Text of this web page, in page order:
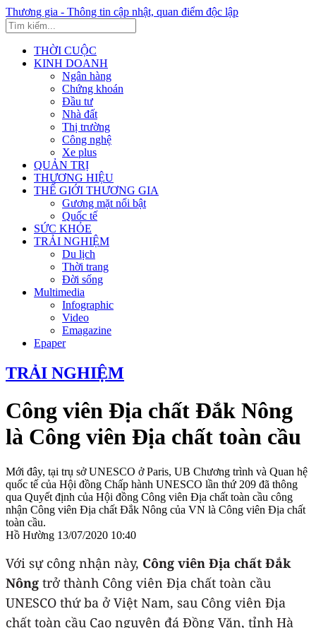
Thương gia - Thông tin cập nhật, quan điểm độc lập
THỜI CUỘC
KINH DOANH
Ngân hàng
Chứng khoán
Đầu tư
Nhà đất
Thị trường
Công nghệ
Xe plus
QUẢN TRỊ
THƯƠNG HIỆU
THẾ GIỚI THƯƠNG GIA
Gương mặt nổi bật
Quốc tế
SỨC KHỎE
TRẢI NGHIỆM
Du lịch
Thời trang
Đời sống
Multimedia
Infographic
Video
Emagazine
Epaper
TRẢI NGHIỆM
Công viên Địa chất Đắk Nông
là Công viên Địa chất toàn cầu
Mới đây, tại trụ sở UNESCO ở Paris, UB Chương trình và Quan hệ
quốc tế của Hội đồng Chấp hành UNESCO lần thứ 209 đã thông
qua Quyết định của Hội đồng Công viên Địa chất toàn cầu công
nhận Công viên Địa chất Đắk Nông của VN là Công viên Địa chất
toàn cầu.
Hồ Hường 13/07/2020 10:40
Với sự công nhận này, Công viên Địa chất Đắk
Nông trở thành Công viên Địa chất toàn cầu
UNESCO thứ ba ở Việt Nam, sau Công viên Địa
chất toàn cầu Cao nguyên đá Đồng Văn, tỉnh Hà